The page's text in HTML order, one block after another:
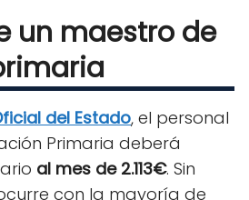
un maestro de
del Estado, el personal
Primaria deberá
al mes de 2.113€. Sin
con la mayoría de